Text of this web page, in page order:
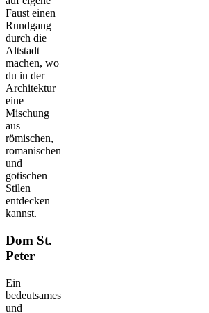
Faust einen
Rundgang
durch die
Altstadt
machen, wo
du in der
Architektur
eine
Mischung
aus
römischen,
romanischen
und
gotischen
Stilen
entdecken
kannst.
Dom St.
Peter
Ein
bedeutsames
und